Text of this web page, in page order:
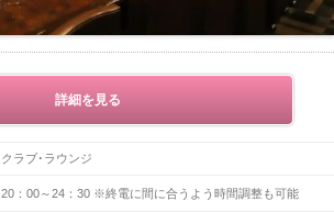
詳細を見る
クラブ･ラウンジ
20：00～24：30 ※終電に間に合うよう時間調整も可能